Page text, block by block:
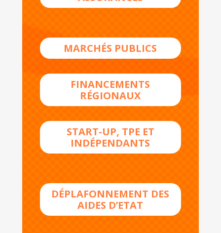
MARCHÉS PUBLICS
FINANCEMENTS
RÉGIONAUX
START-UP, TPE ET
INDÉPENDANTS
DÉPLAFONNEMENT DES
AIDES D’ETAT